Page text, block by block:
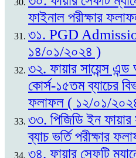
ফাইনাল পরীক্ষার
৩১. PGD
১৪/০১/২০২৪ )
৩২. ফায়ার সায়েন্স
কোর্স-১৫তম ব্যাচের
ফলাফল ( ১২/০১/
৩৩. পিজিডি ইন ফায়ার
ব্যাচ ভর্তি পরীক্ষার
৩৪. ফায়ার সেফটি